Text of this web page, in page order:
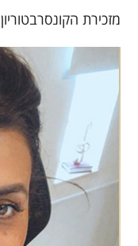
מזכירת הקונסרבטוריון